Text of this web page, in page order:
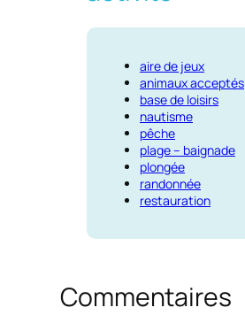
aire de jeux
animaux acceptés
base de loisirs
nautisme
pêche
plage – baignade
plongée
randonnée
restauration
Commentaires